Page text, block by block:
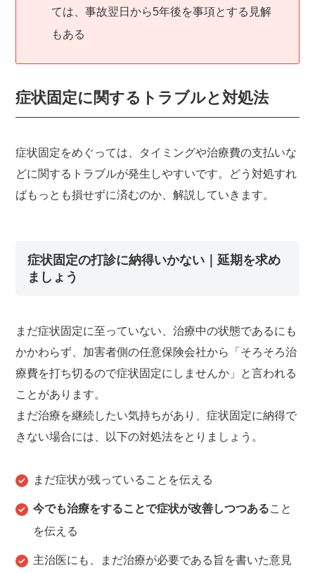
ては、事故翌日から5年後を事項とする見解
もある
症状固定に関するトラブルと対処法
症状固定をめぐっては、タイミングや治療費の支払いな
どに関するトラブルが発生しやすいです。どう対処すれ
ばもっとも損せずに済むのか、解説していきます。
症状固定の打診に納得いかない｜延期を求め
ましょう
まだ症状固定に至っていない、治療中の状態であるにも
かかわらず、加害者側の任意保険会社から「そろそろ治
療費を打ち切るので症状固定にしませんか」と言われる
ことがあります。
まだ治療を継続したい気持ちがあり、症状固定に納得で
きない場合には、以下の対処法をとりましょう。
まだ症状が残っていることを伝える
今でも治療をすることで症状が改善しつつあること
を伝える
主治医にも、まだ治療が必要である旨を書いた意見